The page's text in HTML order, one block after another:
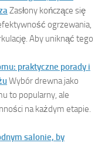
Zasłony kończące się
ogrzewania,
Aby uniknąć tego
praktyczne porady i
Wybór drewna jako
to popularny, ale
na każdym etapie.
salonie, by